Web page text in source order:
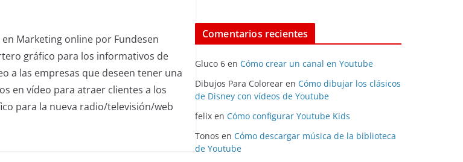
en Marketing online por Fundesen
gráfico para los informativos de
a las empresas que deseen tener una
en vídeo para atraer clientes a los
para la nueva radio/televisión/web
Comentarios recientes
Gluco 6 en Cómo crear un canal en Youtube
Dibujos Para Colorear en Cómo dibujar los clásicos
de Disney con vídeos de Youtube
felix en Cómo configurar Youtube Kids
Tonos en Cómo descargar música de la biblioteca
de Youtube